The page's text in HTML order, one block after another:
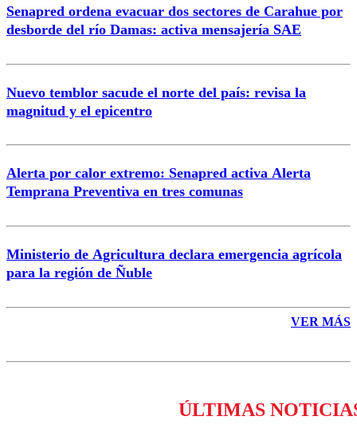
Correo
Senapred ordena evacuar dos sectores de Carahue por
desborde del río Damas: activa mensajería SAE
Nuevo temblor sacude el norte del país: revisa la
magnitud y el epicentro
Alerta por calor extremo: Senapred activa Alerta
Temprana Preventiva en tres comunas
Ministerio de Agricultura declara emergencia agrícola
para la región de Ñuble
VER MÁS
ÚLTIMAS